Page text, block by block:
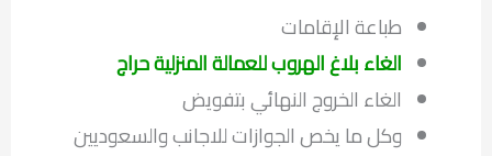
طباعة الإقامات
الغاء بلاغ الهروب للعمالة المنزلية حراج
الغاء الخروج النهائي بتفويض
وكل ما يخص الجوازات للاجانب والسعوديين